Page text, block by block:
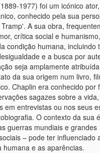
1977) foi um icónico
conhecido pela sua
A sua obra,
crítica social e
condição humana, incluindo
e a busca por
seja amplamente
da sua origem num livro,
Chaplin era conhecido por
sagazes sobre a
em entrevistas ou nos seus
O contexto da sua
guerras mundiais e grandes
– pode ter influenciado
humana e as aparências.